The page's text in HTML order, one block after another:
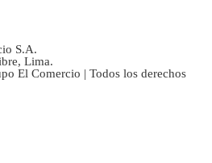
S.A.
Lima.
El Comercio | Todos los derechos